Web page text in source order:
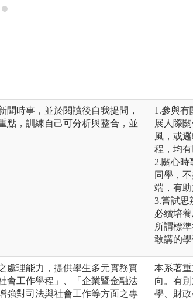
聞時事，並於閱讀後自我提問，
點，訓練自己可分析與整合，並
1.參與有
展人際
風，或
程，均有
2.關心時
同學，
端，有
3.嘗試思
必續培
所謂標
敢講的學
處理能力，提供學生多元實務實
會工作學程」、「企業暨金融法
強對司法與社會工作等方面之專
本系著
向。有
學、財